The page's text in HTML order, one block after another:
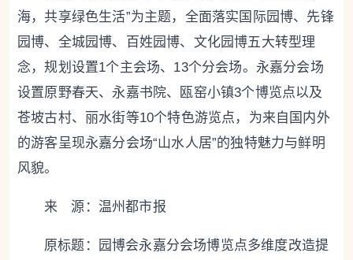
海，共享绿色生活”为主题，全面落实国际园博、先锋
园博、全城园博、百姓园博、文化园博五大转型理
念，规划设置1个主会场、13个分会场。永嘉分会场
设置原野春天、永嘉书院、瓯窑小镇3个博览点以及
苍坡古村、丽水街等10个特色游览点，为来自国内外
的游客呈现永嘉分会场“山水人居”的独特魅力与鲜明
风貌。
来 源：温州都市报
原标题：
园博会永嘉分会场博览点多维度改造提